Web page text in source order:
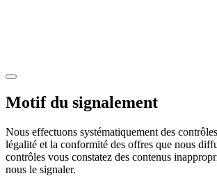
Motif du signalement
Nous effectuons systématiquement des
légalité et la conformité des offres que nous
contrôles vous constatez des contenus
nous le signaler.